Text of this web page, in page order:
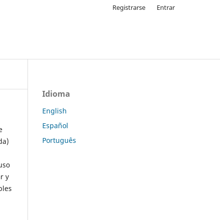
Registrarse Entrar
y
Idioma
English
Español
Português